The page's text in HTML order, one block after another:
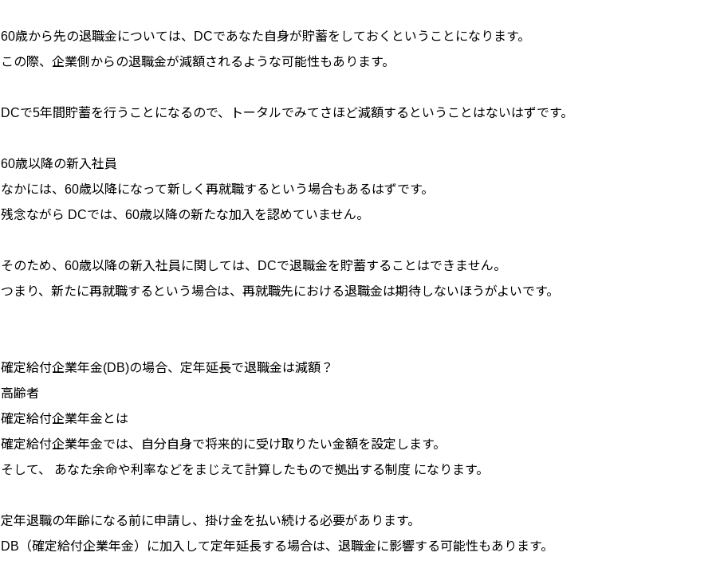
60歳から先の退職金については、DCであなた自身が貯蓄をしておくということになります。
この際、企業側からの退職金が減額されるような可能性もあります。
DCで5年間貯蓄を行うことになるので、トータルでみてさほど減額するということはないはずです。
60歳以降の新入社員
なかには、60歳以降になって新しく再就職するという場合もあるはずです。
残念ながら DCでは、60歳以降の新たな加入を認めていません。
そのため、60歳以降の新入社員に関しては、DCで退職金を貯蓄することはできません。
つまり、新たに再就職するという場合は、再就職先における退職金は期待しないほうがよいです。
確定給付企業年金(DB)の場合、定年延長で退職金は減額？
高齢者
確定給付企業年金とは
確定給付企業年金では、自分自身で将来的に受け取りたい金額を設定します。
そして、 あなた余命や利率などをまじえて計算したもので拠出する制度 になります。
定年退職の年齢になる前に申請し、掛け金を払い続ける必要があります。
DB（確定給付企業年金）に加入して定年延長する場合は、退職金に影響する可能性もあります。